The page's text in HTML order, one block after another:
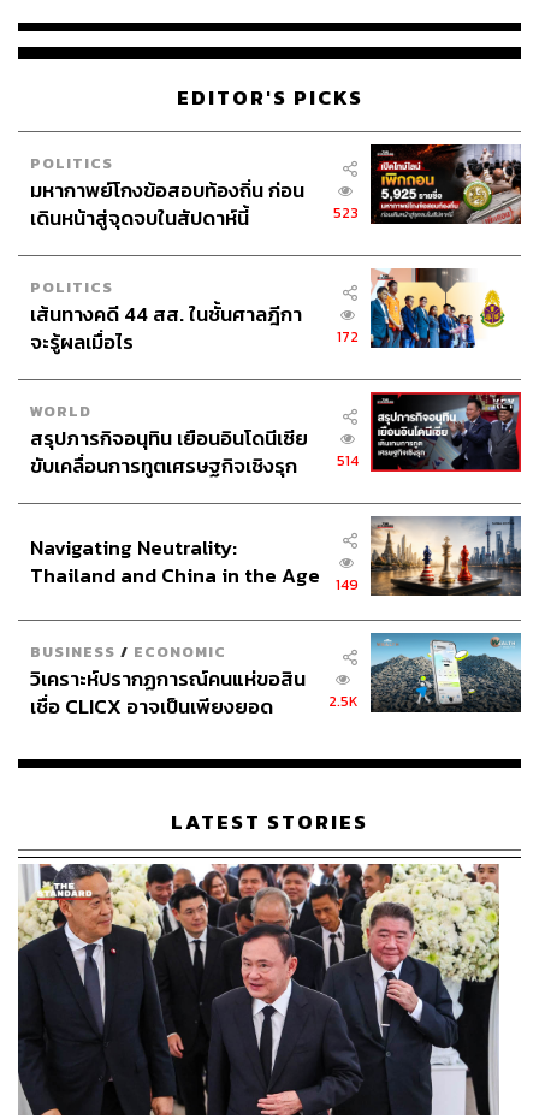
EDITOR'S PICKS
POLITICS
มหากาพย์โกงข้อสอบท้องถิ่น ก่อน
เดินหน้าสู่จุดจบในสัปดาห์นี้
523
POLITICS
เส้นทางคดี 44 สส. ในชั้นศาลฎีกา
จะรู้ผลเมื่อไร
172
WORLD
สรุปภารกิจอนุทิน เยือนอินโดนีเซีย
ขับเคลื่อนการทูตเศรษฐกิจเชิงรุก
514
Navigating Neutrality:
Thailand and China in the Age
149
BUSINESS / ECONOMIC
วิเคราะห์ปรากฏการณ์คนแห่ขอสิน
เชื่อ CLICX อาจเป็นเพียงยอด
เรือนไทยที่ถูกซุกไว้
2.5K
LATEST STORIES